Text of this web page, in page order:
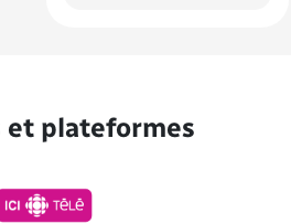
et plateformes